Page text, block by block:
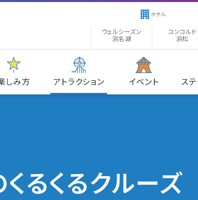
ホテル
ウェルシーズン
浜名湖
コンコルド
浜松
しみ方 アトラクション イベント ス
るくるクルーズ